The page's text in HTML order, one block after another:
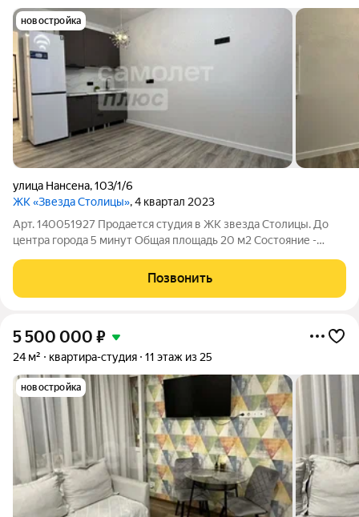
новостройка
улица Нансена,103/1/6
ЖК «Звезда Столицы», 4 квартал 2023
Арт. 140051927 Продается студия в ЖК звезда Столицы. До
центра города 5 минут Общая площадь 20 м2 Состояние -
же подходит (при необходимости поможем с рассмотрением
бесплатно)
Позвонить
5 500 000 ₽
24 м² квартира-студия 11 этаж из 25
новостройка